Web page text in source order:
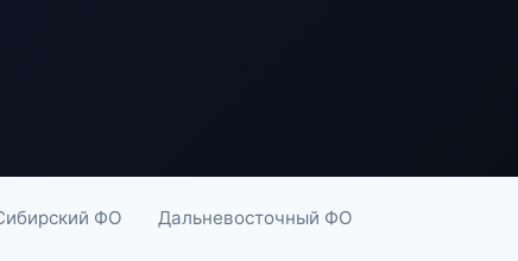
ФО Дальневосточный ФО